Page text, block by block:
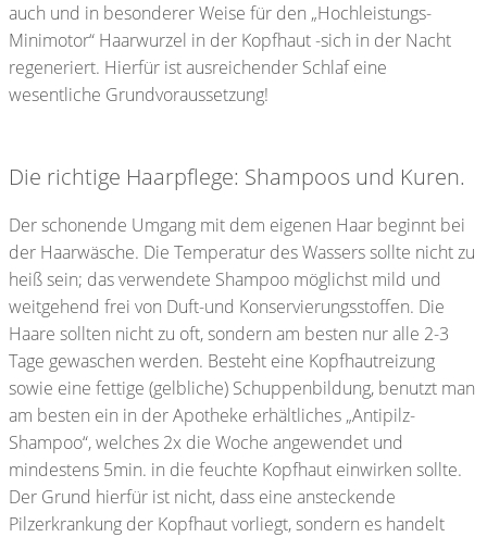
auch und in besonderer Weise für den „Hochleistungs-
Minimotor“ Haarwurzel in der Kopfhaut -sich in der Nacht
regeneriert. Hierfür ist ausreichender Schlaf eine
wesentliche Grundvoraussetzung!
Die richtige Haarpflege: Shampoos und Kuren.
Der schonende Umgang mit dem eigenen Haar beginnt bei
der Haarwäsche. Die Temperatur des Wassers sollte nicht zu
heiß sein; das verwendete Shampoo möglichst mild und
weitgehend frei von Duft-und Konservierungsstoffen. Die
Haare sollten nicht zu oft, sondern am besten nur alle 2-3
Tage gewaschen werden. Besteht eine Kopfhautreizung
sowie eine fettige (gelbliche) Schuppenbildung, benutzt man
am besten ein in der Apotheke erhältliches „Antipilz-
Shampoo“, welches 2x die Woche angewendet und
mindestens 5min. in die feuchte Kopfhaut einwirken sollte.
Der Grund hierfür ist nicht, dass eine ansteckende
Pilzerkrankung der Kopfhaut vorliegt, sondern es handelt